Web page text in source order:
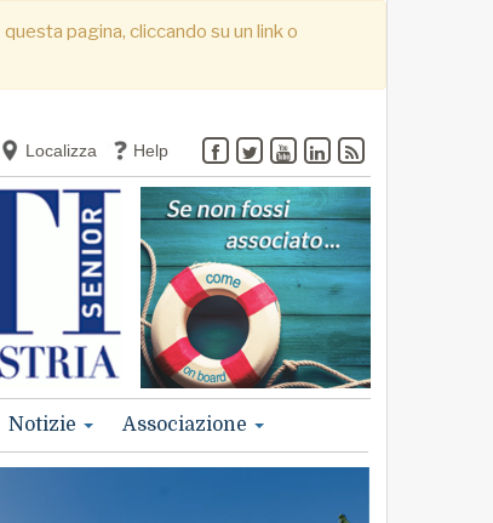
pagina, cliccando su un link o
Localizza Help
Notizie Associazione